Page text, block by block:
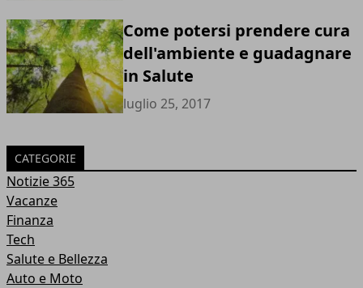
Come potersi prendere cura
dell'ambiente e guadagnare
in Salute
luglio 25, 2017
CATEGORIE
Notizie 365
Vacanze
Finanza
Tech
Salute e Bellezza
Auto e Moto